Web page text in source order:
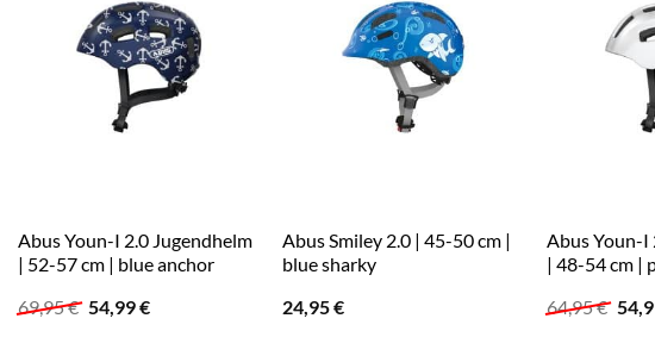
Abus Youn-I 2.0 Jugendhelm
| 52-57 cm | blue anchor
69,95€ Ursprünglicher
Preis
54,99€Aktueller
Abus Smiley 2.0 | 45-50 cm |
blue sharky
24,95€
Abus Youn-I
| 48-54 cm |
64,95€
Preis